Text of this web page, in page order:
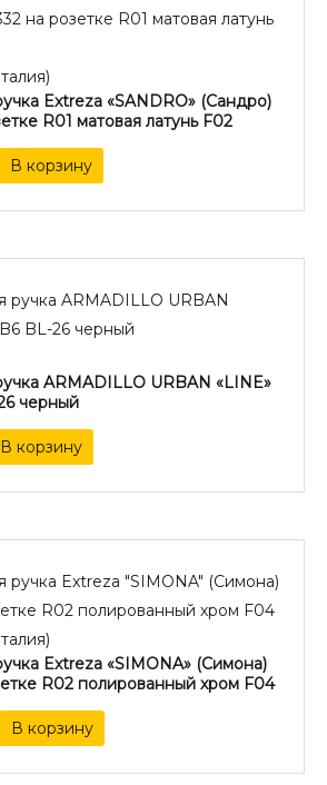
Extreza «SANDRO» (Сандро)
R01 матовая латунь F02
В корзину
ARMADILLO URBAN «LINE»
черный
В корзину
Extreza «SIMONA» (Симона)
R02 полированный хром F04
В корзину